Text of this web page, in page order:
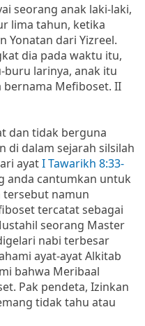
seorang anak laki-laki,
lima tahun, ketika
Yonatan dari Yizreel.
dia pada waktu itu,
larinya, anak itu
Mefiboset. II
dan tidak berguna
di dalam sejarah silsilah
ayatI Tawarikh 8:33-
anda cantumkan untuk
tersebut namun
tercatat sebagai
seorang Master
nabi terbesar
ayat-ayat Alkitab
bahwa Meribaal
Pak pendeta, Izinkan
tidak tahu atau